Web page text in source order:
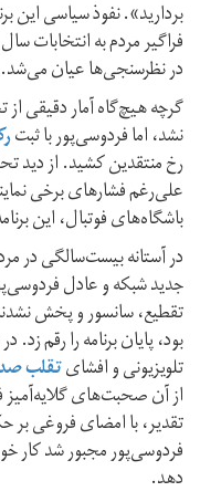
بردارید». نفوذ سیاسی این
در نظرسنجی‌ها عیان می‌شد.
گرچه هیچ‌گاه آمار دقیقی از
نشد،‌ اما فردوسی‌پور با ثبت
رخ منتقدین کشید. از دید
علی‌رغم فشارهای برخی
باشگاه‌های فوتبال، این
جدید شبکه و عادل
تقطیع، ‌سانسور و پخش
بود،‌ پایان برنامه را رقم
تلویزیونی و افشایتقلب
از آن صحبت‌های
تقدیر، با امضای فروغی بر
دهد.